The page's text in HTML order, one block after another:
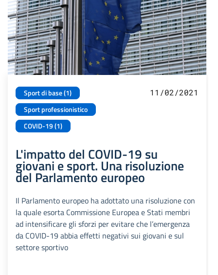
Sport di base (1)
Sport professionistico
COVID-19 (1)
11/02/2021
L'impatto del COVID-19 su
giovani e sport. Una risoluzione
del Parlamento europeo
Il Parlamento europeo ha adottato una risoluzione con
la quale esorta Commissione Europea e Stati membri
ad intensificare gli sforzi per evitare che l’emergenza
da COVID-19 abbia effetti negativi sui giovani e sul
settore sportivo